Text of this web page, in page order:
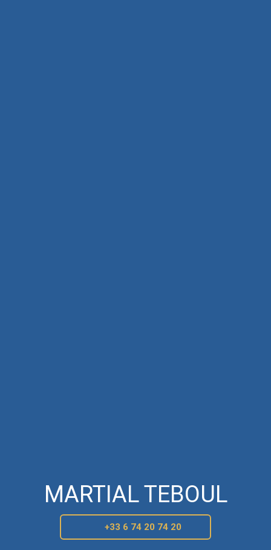
MARTIAL TEBOUL
+33 6 74 20 74 20